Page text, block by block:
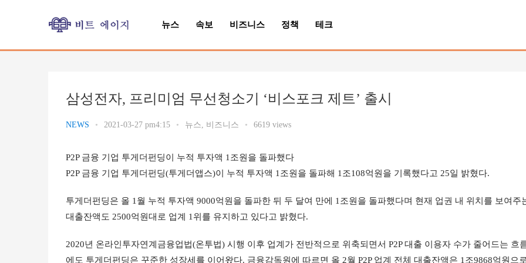
뉴스 속보 비즈니스 정책 테크
삼성전자, 프리미엄 무선청소기 ‘비스포크 제트’ 출시
NEWS • 2021-03-27 pm4:15 • 뉴스, 비즈니스 • 6619 views
P2P 금융 기업 투게더펀딩이 누적 투자액 1조원을 돌파했다
P2P 금융 기업 투게더펀딩(투게더앱스)이 누적 투자액 1조원을 돌파해 1조108억원을 기록했다고 25일 밝혔다.
투게더펀딩은 올 1월 누적 투자액 9000억원을 돌파한 뒤 두 달여 만에 1조원을 돌파했다며 현재 업권 내 위치를 보여주
대출잔액도 2500억원대로 업계 1위를 유지하고 있다고 밝혔다.
2020년 온라인투자연계금융업법(온투법) 시행 이후 업계가 전반적으로 위축되면서 P2P 대출 이용자 수가 줄어드는 흐
에도 투게더펀딩은 꾸준한 성장세를 이어왔다. 금융감독원에 따르면 올 2월 P2P 업계 전체 대출잔액은 1조9868억원으